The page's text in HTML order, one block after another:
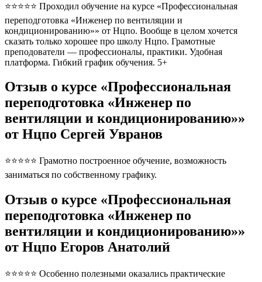
⭐⭐⭐⭐⭐ Проходил обучение на курсе «Профессиональная
переподготовка «Инженер по вентиляции и
кондиционированию»» от Нцпо. Вообще в целом хочется
сказать только хорошее про школу Нцпо. Грамотные
преподователи — профессионалы, практики. Удобная
платформа. Гибкий график обучения. 5+
Отзыв о курсе «Профессиональная
переподготовка «Инженер по
вентиляции и кондиционированию»»
от Нцпо Сергей Увранов
⭐⭐⭐⭐⭐ Грамотно построенное обучение, возможность
заниматься по собственному графику.
Отзыв о курсе «Профессиональная
переподготовка «Инженер по
вентиляции и кондиционированию»»
от Нцпо Егоров Анатолий
⭐⭐⭐⭐⭐ Особенно полезными оказались практические